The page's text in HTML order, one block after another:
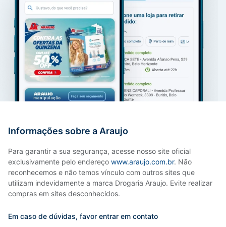
Informações sobre a Araujo
Para garantir a sua segurança, acesse nosso site oficial
exclusivamente pelo endereço www.araujo.com.br. Não
reconhecemos e não temos vínculo com outros sites que
utilizam indevidamente a marca Drogaria Araujo. Evite realizar
compras em sites desconhecidos.
Em caso de dúvidas, favor entrar em contato